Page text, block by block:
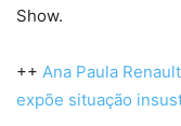
Show.
++ Ana Paula
expõe situação